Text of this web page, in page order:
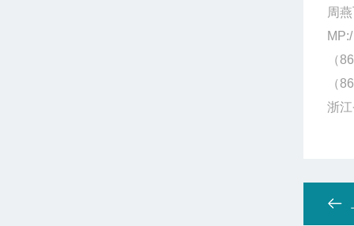
周
MP:/
（
（
浙